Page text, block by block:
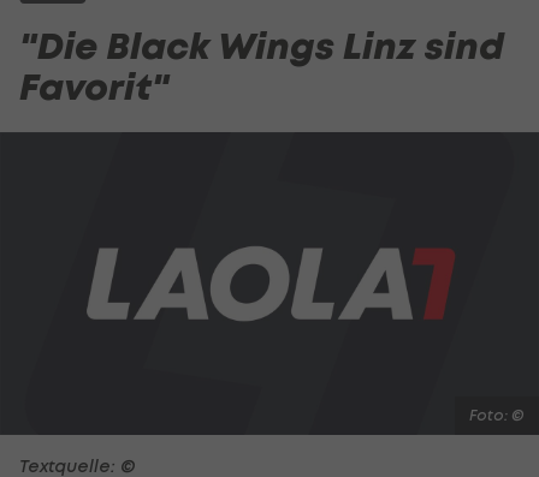
"Die Black Wings Linz sind
Favorit"
Foto: ©
Textquelle: ©